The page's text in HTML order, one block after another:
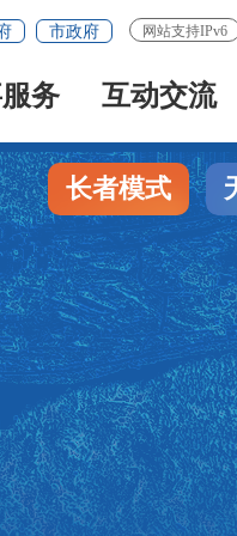
市政府 网站支持IPv6
务 互动交流
长者模式